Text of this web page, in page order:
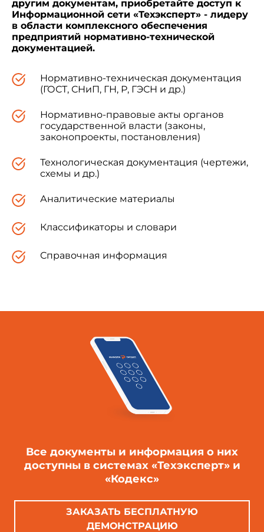
другим документам, приобретайте доступ к
Информационной сети «Техэксперт» - лидеру
в области комплексного обеспечения
предприятий нормативно-технической
документацией.
Нормативно-техническая документация
(ГОСТ, СНиП, ГН, Р, ГЭСН и др.)
Нормативно-правовые акты органов
государственной власти (законы,
законопроекты, постановления)
Технологическая документация (чертежи,
схемы и др.)
Аналитические материалы
Классификаторы и словари
Справочная информация
Все документы и информация о них
доступны в системах «Техэксперт» и
«Кодекс»
ЗАКАЗАТЬ БЕСПЛАТНУЮ
ДЕМОНСТРАЦИЮ